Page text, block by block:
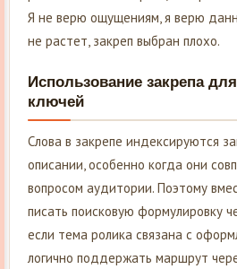
Я не верю ощущениям, я верю
не растет, закреп выбран плохо.
Использование закрепа
ключей
Слова в закрепе индексируются
описании, особенно когда они
вопросом аудитории. Поэтому
писать поисковую формулировку
если тема ролика связана с
логично поддержать маршрут